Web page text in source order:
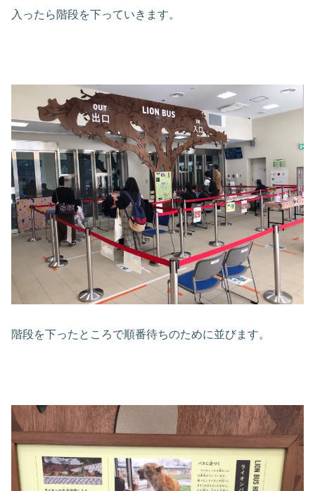
入ったら階段を下っていきます。
階段を下ったところで順番待ちのために並びます。